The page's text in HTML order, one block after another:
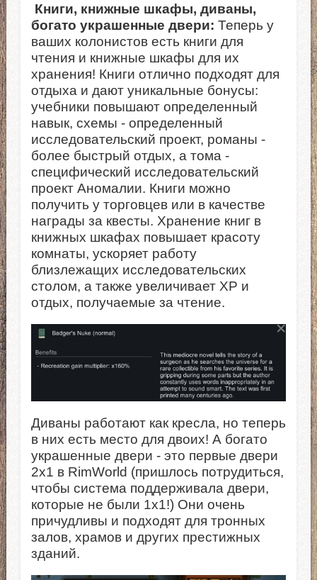
Книги, книжные шкафы, диваны,
богато украшенные двери: Теперь у
ваших колонистов есть книги для
чтения и книжные шкафы для их
хранения! Книги отлично подходят для
отдыха и дают уникальные бонусы:
учебники повышают определенный
навык, схемы - определенный
исследовательский проект, романы -
более быстрый отдых, а тома -
специфический исследовательский
проект Аномалии. Книги можно
получить у торговцев или в качестве
награды за квесты. Хранение книг в
книжных шкафах повышает красоту
комнаты, ускоряет работу
близлежащих исследовательских
столом, а также увеличивает XP и
отдых, получаемые за чтение.
Диваны работают как кресла, но теперь
в них есть место для двоих! А богато
украшенные двери - это первые двери
2x1 в RimWorld (пришлось потрудиться,
чтобы система поддерживала двери,
которые не были 1x1!) Они очень
причудливы и подходят для тронных
залов, храмов и других престижных
зданий.